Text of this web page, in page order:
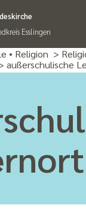
Esslingen
• Religion >
außer­schulische